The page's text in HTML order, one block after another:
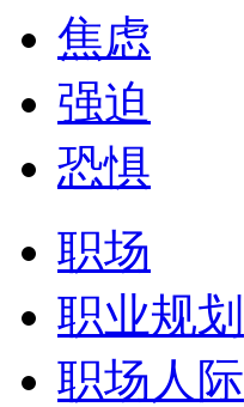
焦虑
强迫
恐惧
职场
职业规划
职场人际